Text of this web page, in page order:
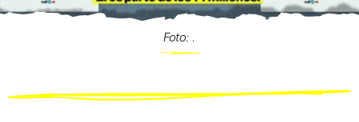
Foto: .